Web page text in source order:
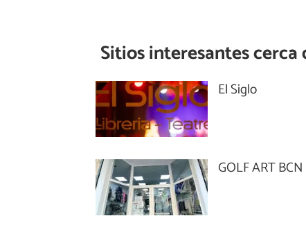
Sitios interesantes cerca
El Siglo
GOLF ART BCN